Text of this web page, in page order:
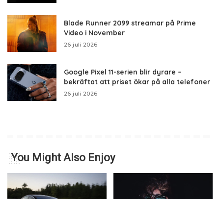
Blade Runner 2099 streamar på Prime
Video i November
26 juli 2026
Google Pixel 11-serien blir dyrare –
bekräftat att priset ökar på alla telefoner
26 juli 2026
You Might Also Enjoy